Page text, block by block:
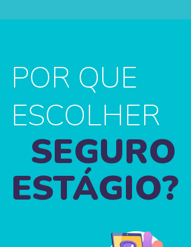
POR QUE
ESCOLHER
SEGURO
ESTÁGIO?